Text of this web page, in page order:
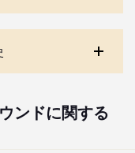
ンドに関する